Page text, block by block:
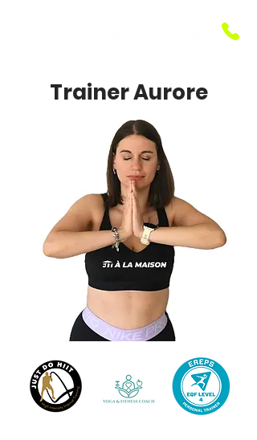
Trainer Aurore